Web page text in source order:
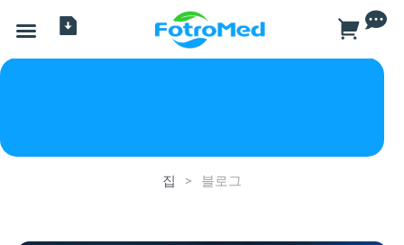
집 > 블로그